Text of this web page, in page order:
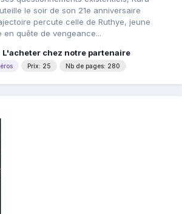
le soir de son 21e anniversaire
percute celle de Ruthye, jeune
en quête de vengeance...
L'acheter chez notre partenaire
Prix: 25 Nb de pages: 280